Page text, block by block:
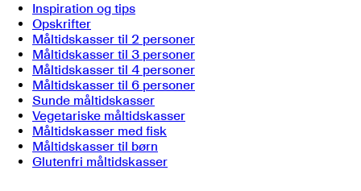
Inspiration og tips
Opskrifter
Måltidskasser til 2 personer
Måltidskasser til 3 personer
Måltidskasser til 4 personer
Måltidskasser til 6 personer
Sunde måltidskasser
Vegetariske måltidskasser
Måltidskasser med fisk
Måltidskasser til børn
Glutenfri måltidskasser